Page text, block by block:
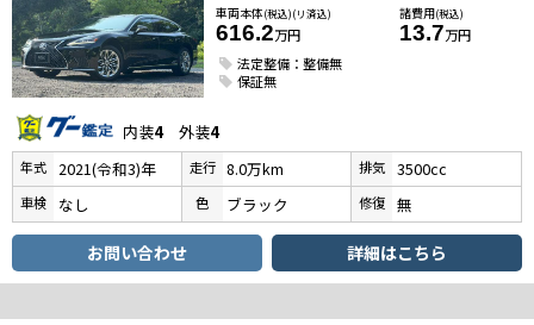
車両本体(税込)(リ済込)
616.2万円
諸費用(税込)
13.7万円
法定整備：整備無
保証無
内装4外装4
年式 2021(令和3)年 走行 8.0万km 排気 3500cc
車検 なし 色 ブラック 修復 無
お問い合わせ 詳細はこちら